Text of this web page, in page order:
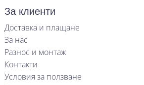
За клиенти
Доставка и плащане
За нас
Разнос и монтаж
Контакти
Условия за ползване